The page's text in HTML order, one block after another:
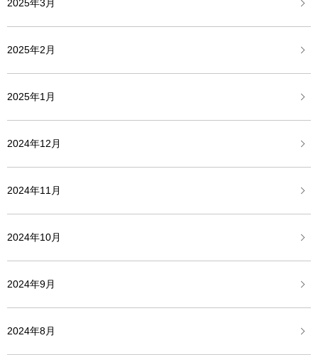
2025年3月
2025年2月
2025年1月
2024年12月
2024年11月
2024年10月
2024年9月
2024年8月